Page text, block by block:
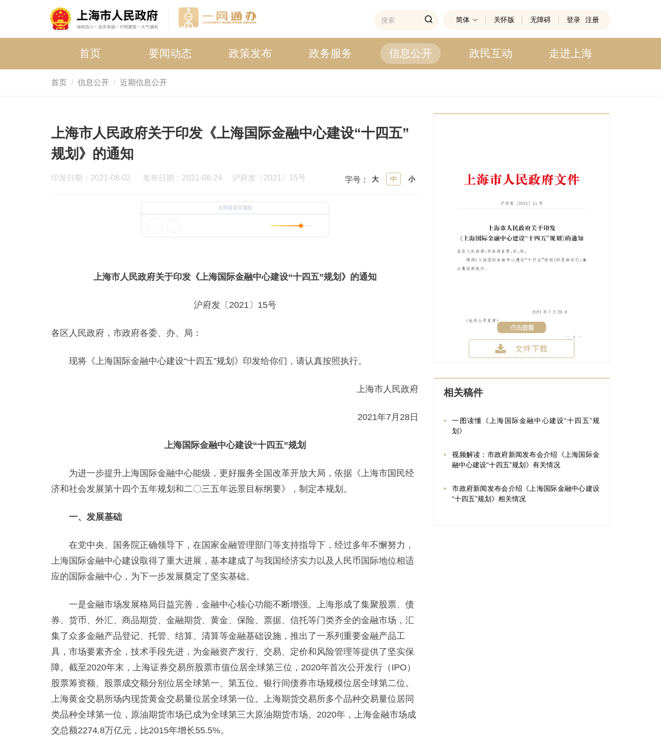
简体 关怀版 无障碍 登录 注册
首页 要闻动态 政策发布 政务服务 信息公开 政民互动 走进上海
首页 信息公开 近期信息公开
上海市人民政府关于印发《上海国际金融中心建设“十四五”
规划》的通知
印发日期：2021-08-02 发布日期：2021-08-24 沪府发〔2021〕15号 字号： 大 中 小
上海市人民政府关于印发《上海国际金融中心建设“十四五”规划》的通知
沪府发〔2021〕15号
各区人民政府，市政府各委、办、局：
现将《上海国际金融中心建设“十四五”规划》印发给你们，请认真按照执行。
上海市人民政府
2021年7月28日
上海国际金融中心建设“十四五”规划
为进一步提升上海国际金融中心能级，更好服务全国改革开放大局，依据《上海市国民经
济和社会发展第十四个五年规划和二〇三五年远景目标纲要》，制定本规划。
一、发展基础
在党中央、国务院正确领导下，在国家金融管理部门等支持指导下，经过多年不懈努力，
上海国际金融中心建设取得了重大进展，基本建成了与我国经济实力以及人民币国际地位相适
应的国际金融中心，为下一步发展奠定了坚实基础。
一是金融市场发展格局日益完善，金融中心核心功能不断增强。上海形成了集聚股票、债
券、货币、外汇、商品期货、金融期货、黄金、保险、票据、信托等门类齐全的金融市场，汇
集了众多金融产品登记、托管、结算、清算等金融基础设施，推出了一系列重要金融产品工
具，市场要素齐全，技术手段先进，为金融资产发行、交易、定价和风险管理等提供了坚实保
障。截至2020年末，上海证券交易所股票市值位居全球第三位，2020年首次公开发行（IPO）
股票筹资额、股票成交额分别位居全球第一、第五位。银行间债券市场规模位居全球第二位。
上海黄金交易所场内现货黄金交易量位居全球第一位。上海期货交易所多个品种交易量位居同
类品种全球第一位，原油期货市场已成为全球第三大原油期货市场。2020年，上海金融市场成
交总额2274.8万亿元，比2015年增长55.5%。
相关稿件
一图读懂《上海国际金融中心建设“十四五”规
划》
视频解读：市政府新闻发布会介绍《上海国际金
融中心建设“十四五”规划》有关情况
市政府新闻发布会介绍《上海国际金融中心建设
“十四五”规划》相关情况